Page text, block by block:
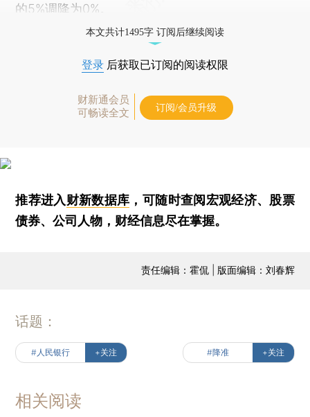
的5%调降为0%。
本文共计1495字 订阅后继续阅读
登录 后获取已订阅的阅读权限
财新通会员
可畅读全文
订阅/会员升级
推荐进入财新数据库 ，可随时查阅宏观经济、股票
债券、公司人物，财经信息尽在掌握。
责任编辑：霍侃 | 版面编辑：刘春辉
话题：
#人民银行 +关注 #降准 +关注
相关阅读